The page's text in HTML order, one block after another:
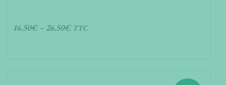
16.50€– 26.50€ TTC